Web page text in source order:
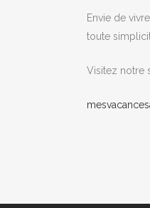
Envie de
toute
Visitez notre